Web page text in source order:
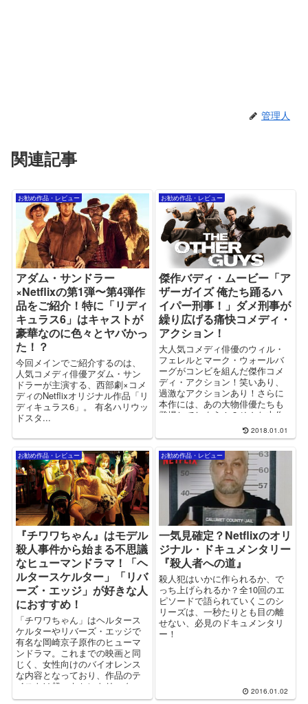
管理人
関連記事
お勧め作品・レビュー
アダム・サンドラー
×Netflixの第1弾〜第4弾作
品をご紹介！特に「リディ
キュラス6」はキャストが
豪華なのに色々とヤバかっ
た！？
今回メインでご紹介するのは、
人気コメディ俳優アダム・サン
ドラーが主演する、西部劇×コメ
ディのNetflixオリジナル作品「リ
ディキュラス6」。 有名ハリウッ
ドスタ...
お勧め作品・レビュー
傑作バディ・ムービー「ア
ザーガイズ 俺たち踊るハ
イパー刑事！」ダメ刑事が
繰り広げる痛快コメディ・
アクション！
大人気コメディ俳優のウィル・
フェレルとマーク・ウォールバ
ーグがコンビを組んだ傑作コメ
ディ・アクション！笑いあり、
過激なアクションあり！さらに
本作には、あの大物俳優たちも
登場してしまう！？そんな本作
2018.01.01
お勧め作品・レビュー
『チワワちゃん』はモデル
殺人事件から始まる不思議
なヒューマンドラマ！「ヘ
ルタースケルター」「リバ
ーズ・エッジ」が好きな人
におすすめ！
「チワワちゃん」はヘルタース
ケルターやリバーズ・エッジで
有名な岡崎京子原作のヒューマ
ンドラマ。これまでの映画と同
じく、女性向けのバイオレンス
な内容となっており、作品のテ
イストは超エキセントリック。
殺されたモデル「チワワちゃ
お勧め作品・レビュー
一気見確定？Netflixのオリ
ジナル・ドキュメンタリー
『殺人者への道』
殺人犯はいかに作られるか、で
っち上げられるか？全10回のエ
ピソードで語られていくこのシ
リーズは、一秒たりとも目の離
せない、必見のドキュメンタリ
ー！
2016.01.02